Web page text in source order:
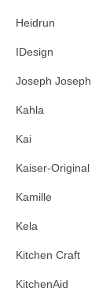
Heidrun
IDesign
Joseph Joseph
Kahla
Kai
Kaiser-Original
Kamille
Kela
Kitchen Craft
KitchenAid